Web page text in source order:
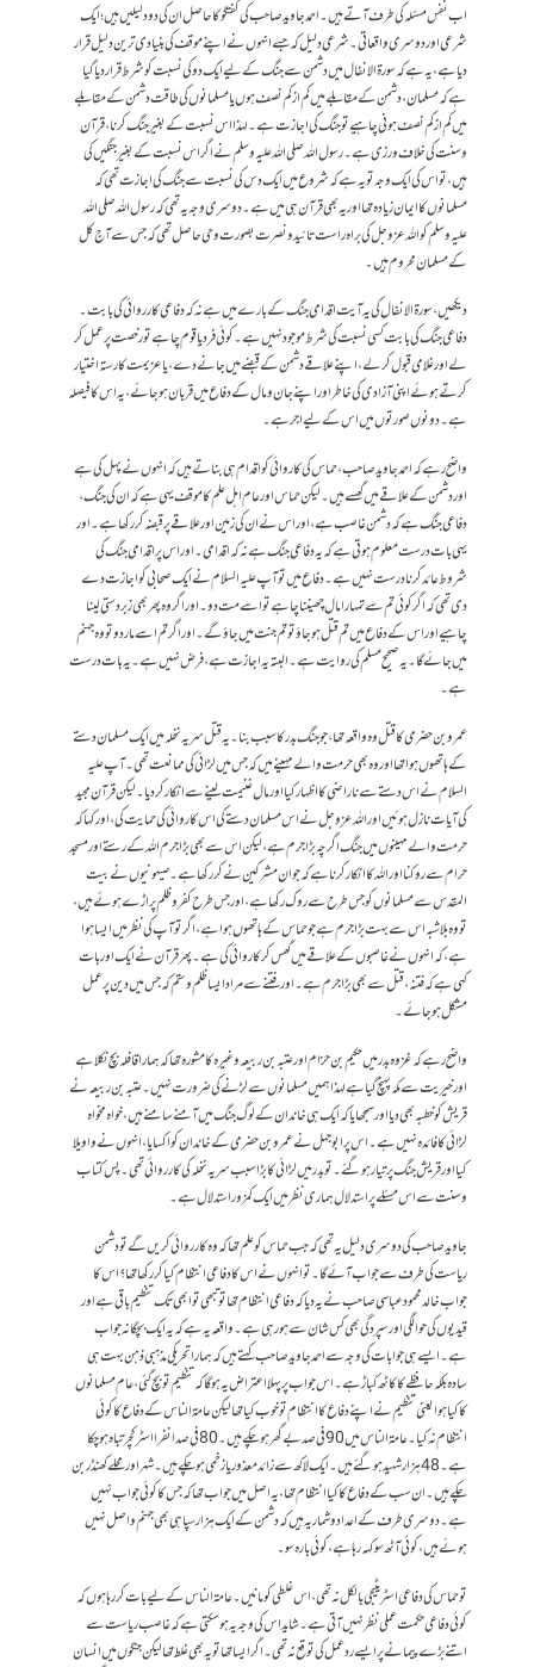
اب نفس مسئلہ کی طرف آتے ہیں۔ احمد جاوید صاحب کی گفتگو کا حاصل ان کی دو دلیلیں ہیں؛ ایک
شرعی اور دوسری واقعاتی۔ شرعی دلیل کہ جسے انہوں نے اپنے موقف کی بنیادی ترین دلیل قرار
دیا ہے، یہ ہے کہ سورۃ الانفال میں دشمن سے جنگ کے لیے ایک دو کی نسبت کو شرط قرار دیا گیا
ہے کہ مسلمان، دشمن کے مقابلے میں کم از کم نصف ہوں یا مسلمانوں کی طاقت دشمن کے مقابلے
میں کم از کم نصف ہونی چاہیے تو جنگ کی اجازت ہے۔ لہذا اس نسبت کے بغیر جنگ کرنا، قرآن
وسنت کی خلاف ورزی ہے۔ رسول اللہ صلی اللہ علیہ وسلم نے اگر اس نسبت کے بغیر جنگیں کی
ہیں، تو اس کی ایک وجہ تو یہ ہے کہ شروع میں ایک دس کی نسبت سے جنگ کی اجازت تھی کہ
مسلمانوں کا ایمان زیادہ تھا اور یہ بھی قرآن ہی میں ہے۔ دوسری وجہ یہ تھی کہ رسول اللہ صلی اللہ
علیہ وسلم کو اللہ عزوجل کی براہ راست تائید ونصرت بصورت وحی حاصل تھی کہ جس سے آج کل
کے مسلمان محروم ہیں۔
دیکھیں، سورۃ الانفال کی یہ آیت اقدامی جنگ کے بارے میں ہے نہ کہ دفاعی کارروائی کی بابت۔
دفاعی جنگ کی بابت کسی نسبت کی شرط موجود نہیں ہے۔ کوئی فرد یا قوم چاہے تو رخصت پر عمل کر
لے اور غلامی قبول کر لے، اپنے علاقے دشمن کے قبضے میں جانے دے، یا عزیمت کا رستہ اختیار
کرتے ہوئے اپنی آزادی کی خاطر اور اپنے جان ومال کے دفاع میں قربان ہو جائے، یہ اس کا فیصلہ
ہے۔ دونوں صورتوں میں اس کے لیے اجر ہے۔
واضح رہے کہ احمد جاوید صاحب، حماس کی کاروائی کو اقدام ہی بناتے ہیں کہ انہوں نے پہل کی ہے
اور دشمن کے علاقے میں گھسے ہیں۔ لیکن حماس اور عام اہل علم کا موقف یہی ہے کہ ان کی جنگ،
دفاعی جنگ ہے کہ دشمن غاصب ہے، اور اس نے ان کی زمین اور علاقے پر قبضہ کر رکھا ہے۔ اور
یہی بات درست معلوم ہوتی ہے کہ یہ دفاعی جنگ ہے نہ کہ اقدامی۔ اور اس پر اقدامی جنگ کی
شروط عائد کرنا درست نہیں ہے۔ دفاع میں تو آپ علیہ السلام نے ایک صحابی کو اجازت دے
دی تھی کہ اگر کوئی تم سے تمہارا مال چھیننا چاہے تو اسے مت دو۔ اور اگر وہ پھر بھی زبردستی لینا
چاہیے اور اس کے دفاع میں تم قتل ہو جاؤ تو تم جنت میں جاؤ گے۔ اور اگر تم اسے مار دو تو وہ جہنم
میں جائے گا۔ یہ صحیح مسلم کی روایت ہے۔ البتہ یہ اجازت ہے، فرض نہیں ہے۔ یہ بات درست
ہے۔
عمرو بن حضرمی کا قتل وہ واقعہ تھا، جو جنگ بدر کا سبب بنا۔ یہ قتل سریہ نخلہ میں ایک مسلمان دستے
کے ہاتھوں ہوا تھا اور وہ بھی حرمت والے مہینے میں کہ جس میں لڑائی کی ممانعت تھی۔ آپ علیہ
السلام نے اس دستے سے ناراضی کا اظہار کیا اور مال غنیمت لینے سے انکار کر دیا۔ لیکن قرآن مجید
کی آیات نازل ہوئیں اور اللہ عزوجل نے اس مسلمان دستے کی اس کاروائی کی حمایت کی، اور کہا کہ
حرمت والے مہینوں میں جنگ اگرچہ بڑا جرم ہے، لیکن اس سے بھی بڑا جرم اللہ کے رستے اور مسجد
حرام سے روکنا اور اللہ کا انکار کرنا ہے کہ جو ان مشرکین نے کر رکھا ہے۔ صیہونیوں نے بیت
المقدس سے مسلمانوں کو جس طرح سے روک رکھا ہے، اور جس طرح کفر وظلم پر اڑے ہوئے ہیں،
تو وہ بلاشبہ اس سے بہت بڑا جرم ہے جو حماس کے ہاتھوں ہوا ہے، اگر تو آپ کی نظر میں ایسا ہوا
ہے، کہ انہوں نے غاصبوں کے علاقے میں گھس کر کاروائی کی ہے۔ پھر قرآن نے ایک اور بات
کہی ہے کہ فتنہ، قتل سے بھی بڑا جرم ہے۔ اور فتنے سے مراد ایسا ظلم وستم کہ جس میں دین پر عمل
مشکل ہو جائے۔
واضح رہے کہ غزوہ بدر میں حکیم بن حزام اور عتبہ بن ربیعہ وغیرہ کا مشورہ تھا کہ ہمارا قافلہ بچ نکلا ہے
اور خیریت سے مکہ پہنچ گیا ہے لہذا ہمیں مسلمانوں سے لڑنے کی ضرورت نہیں۔ عتبہ بن ربیعہ نے
قریش کو خطبہ بھی دیا اور سمجھایا کہ ایک ہی خاندان کے لوگ جنگ میں آمنے سامنے ہیں، خواہ مخواہ
لڑائی کا فائدہ نہیں ہے۔ اس پر ابو جہل نے عمرو بن حضرمی کے خاندان کو اکسایا، انہوں نے واویلا
کیا اور قریش جنگ پر تیار ہو گئے۔ تو بدر میں لڑائی کا بڑا سبب سریہ نخلہ کی کارروائی تھی۔ پس کتاب
وسنت سے اس مسئلے پر استدلال ہماری نظر میں ایک کمزور استدلال ہے۔
جاوید صاحب کی دوسری دلیل یہ تھی کہ جب حماس کو علم تھا کہ وہ کارروائی کریں گے تو دشمن
ریاست کی طرف سے جواب آئے گا۔ تو انہوں نے اس کا دفاعی انتظام کیا کر رکھا تھا؟ اس کا
جواب خالد محمود عباسی صاحب نے یہ دیا کہ دفاعی انتظام تھا تو تبھی تو ابھی تک تنظیم باقی ہے اور
قیدیوں کی حوالگی اور سپردگی بھی کس شان سے ہو رہی ہے۔ واقعہ یہ ہے کہ یہ ایک بچگانہ جواب
ہے۔ ایسے ہی جوابات کی وجہ سے احمد جاوید صاحب کہتے ہیں کہ ہمارا تحریکی مذہبی ذہن بہت ہی
سادہ بلکہ حافظے کا کاٹھ کباڑ ہے۔ اس جواب پر پہلا اعتراض یہ ہو گا کہ تنظیم تو بچ گئی، عام مسلمانوں
کا کیا ہوا یعنی تنظیم نے اپنے دفاع کا انتظام تو خوب کیا تھا لیکن عامۃ الناس کے دفاع کا کوئی
انتظام نہ کیا۔ عامۃ الناس میں 90 فی صد بے گھر ہو چکے ہیں۔ 80 فی صد انفرا اسٹرکچر تباہ ہو چکا
ہے۔ 48 ہزار شہید ہو گئے ہیں۔ ایک لاکھ سے زائد معذور یا زخمی ہو چکے ہیں۔ شہر اور محلے کھنڈر بن
چکے ہیں۔ ان سب کے دفاع کا کیا انتظام تھا، یہ اصل میں جواب تھا کہ جس کا کوئی جواب نہیں
ہے۔ دوسری طرف کے اعداد وشمار یہ ہیں کہ دشمن کے ایک ہزار سپاہی بھی جہنم واصل نہیں
ہوئے ہیں، کوئی آٹھ سو کہہ رہا ہے، کوئی بارہ سو۔
تو حماس کی دفاعی اسٹریٹیجی بالکل نہ تھی، اس غلطی کو مانیں۔ عامۃ الناس کے لیے بات کر رہا ہوں کہ
کوئی دفاعی حکمت عملی نظر نہیں آتی ہے۔ شاید اس کی وجہ یہ ہو سکتی ہے کہ غاصب ریاست سے
اتنے بڑے پیمانے پر ایسے رد عمل کی توقع نہ تھی۔ اگر ایسا تھا تو یہ بھی غلط تھا لیکن جنگوں میں انسان